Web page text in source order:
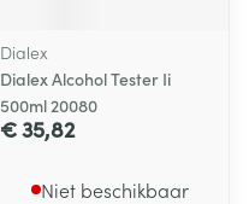
Dialex
Dialex Alcohol Tester Ii
500ml 20080
€ 35,82
Niet beschikbaar